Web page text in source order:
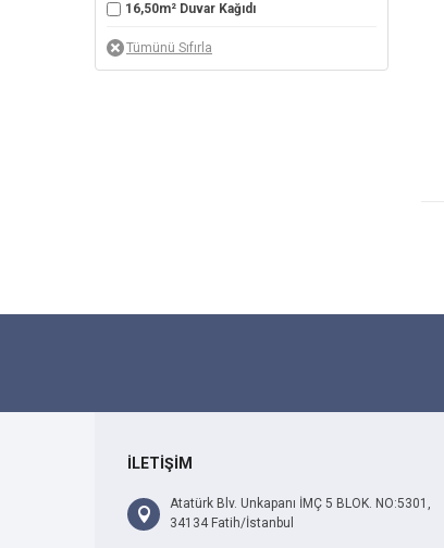
16,50m² Duvar Kağıdı
İLETİŞİM
Atatürk Blv. Unkapanı İMÇ 5 BLOK. NO:5301,
34134 Fatih/İstanbul